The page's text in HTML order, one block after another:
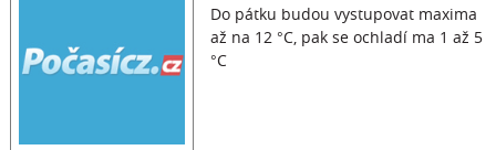
Do pátku budou vystupovat maxima
až na 12 °C, pak se ochladí ma 1 až 5
°C